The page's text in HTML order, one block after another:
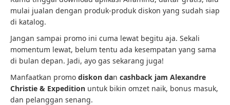
mulai jualan dengan produk-produk diskon yang sudah siap
di katalog.
Jangan sampai promo ini cuma lewat begitu aja. Sekali
momentum lewat, belum tentu ada kesempatan yang sama
di bulan depan. Jadi, ayo gas sekarang juga!
Manfaatkan promo diskon dan cashback jam Alexandre
Christie & Expedition untuk bikin omzet naik, bonus masuk,
dan pelanggan senang.